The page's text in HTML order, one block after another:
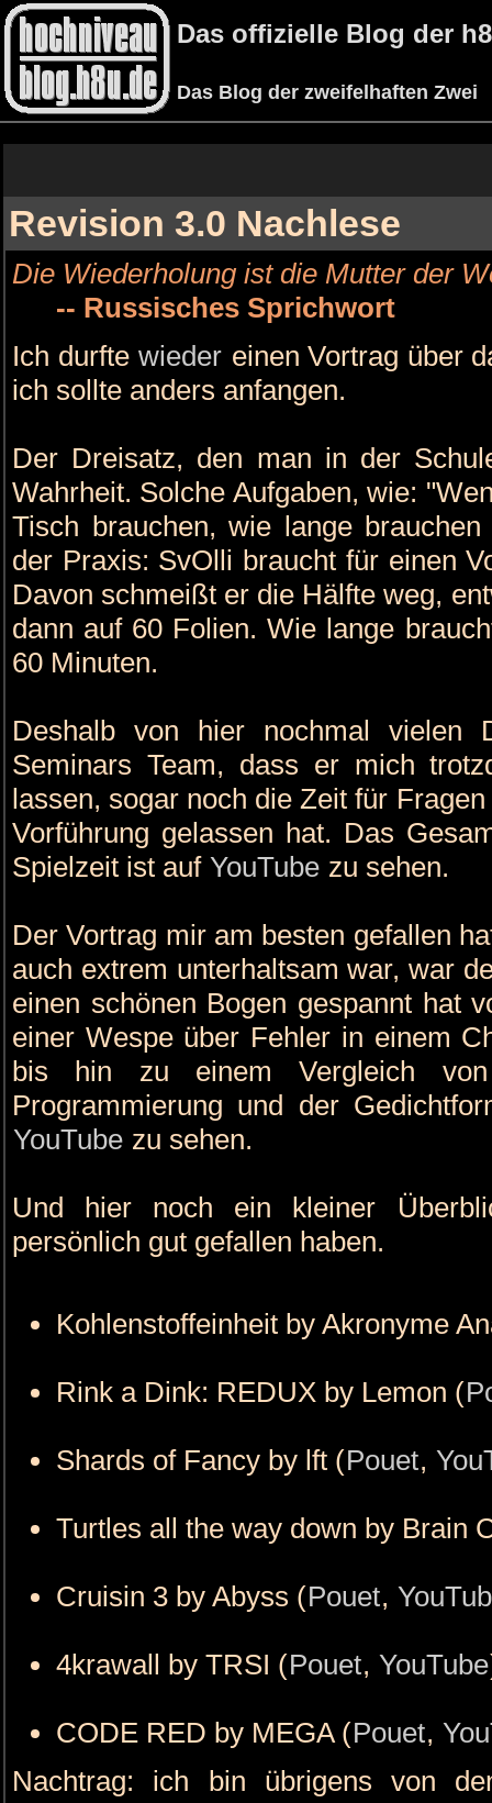
Das offizielle Blog der
Das Blog der zweifelhaften Zwei
Revision 3.0 Nachlese
Die Wiederholung ist die Mutter der
-- Russisches Sprichwort
Ich durfte wieder einen Vortrag über
ich sollte anders anfangen.
Der Dreisatz, den man in der
Wahrheit. Solche Aufgaben, wie:
Tisch brauchen, wie lange
der Praxis: SvOlli braucht für einen
Davon schmeißt er die Hälfte weg,
dann auf 60 Folien. Wie lange
60 Minuten.
Deshalb von hier nochmal vielen
Seminars Team, dass er mich
lassen, sogar noch die Zeit für
Vorführung gelassen hat. Das
Spielzeit ist auf YouTube zu sehen.
Der Vortrag mir am besten gefallen
auch extrem unterhaltsam war, war
einen schönen Bogen gespannt hat
einer Wespe über Fehler in einem
bis hin zu einem Vergleich
Programmierung und der
YouTube zu sehen.
Und hier noch ein kleiner
persönlich gut gefallen haben.
Kohlenstoffeinheit by Akronyme
Rink a Dink: REDUX by Lemon (
Shards of Fancy by lft (Pouet,
Turtles all the way down by Brain
Cruisin 3 by Abyss (Pouet,
4krawall by TRSI (Pouet, YouTube
CODE RED by MEGA (Pouet,
Nachtrag: ich bin übrigens von